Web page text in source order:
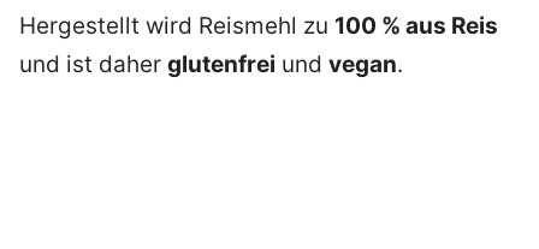
Hergestellt wird Reismehl zu 100 % aus Reis
und ist daher glutenfrei und vegan.